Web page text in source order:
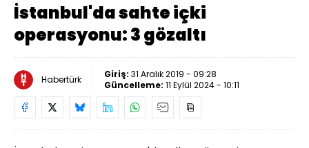
İstanbul'da sahte içki
operasyonu: 3 gözaltı
Habertürk Giriş: 31 Aralık 2019 - 09:28
Güncelleme: 11 Eylül 2024 - 10:11